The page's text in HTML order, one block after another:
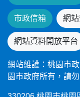
市政信箱 網
網站資料開放平台
網站維護：桃園市
園市政府所有，請